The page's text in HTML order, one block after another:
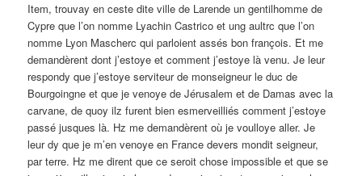
Item, trouvay en ceste dite ville de Larende un gentilhomme de
Cypre que l’on nomme Lyachin Castrico et ung aultrc que l’on
nomme Lyon Mascherc qui parloient assés bon françois. Et me
demandèrent dont j’estoye et comment j’estoye là venu. Je leur
respondy que j’estoye serviteur de monseigneur le duc de
Bourgoingne et que je venoye de Jérusalem et de Damas avec la
carvane, de quoy ilz furent bien esmerveilliés comment j’estoye
passé jusques là. Hz me demandèrent où je voulloye aller. Je
leur dy que je m’en venoye en France devers mondit seigneur,
par terre. Hz me dirent que ce seroit chose impossible et que se